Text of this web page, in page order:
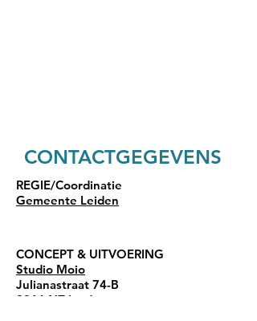
CONTACTGEGEVENS​
REGIE/Coordinatie
Gemeente Leiden
CONCEPT & UITVOERING
Studio Moio
Julianastraat 74-B
2316 NZ Leiden